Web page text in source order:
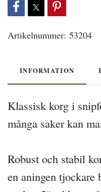
Artikelnummer: 53204
INFORMATION
Klassisk korg i
många saker kan
Robust och stabil
en aningen tjockare